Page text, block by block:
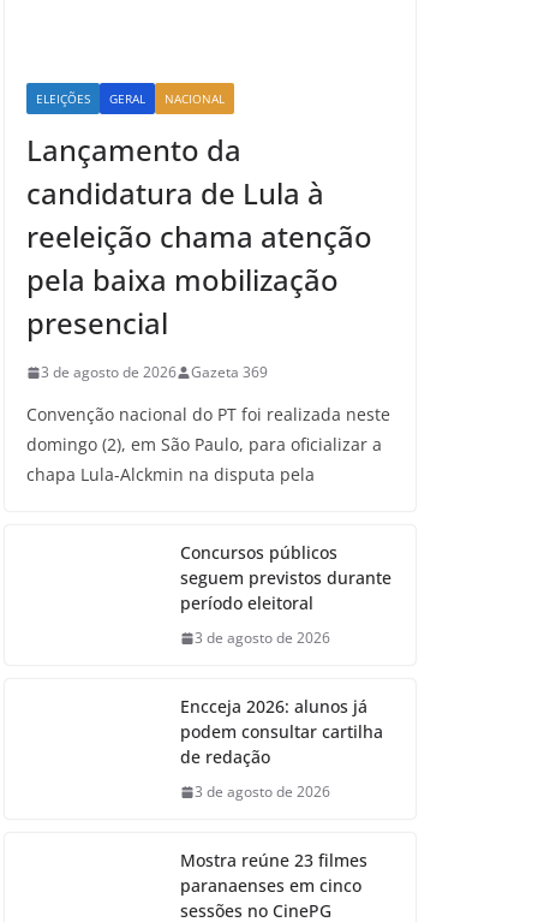
ELEIÇÕES GERAL NACIONAL
Lançamento da
candidatura de Lula à
reeleição chama atenção
pela baixa mobilização
presencial
3 de agosto de 2026 Gazeta 369
Convenção nacional do PT foi realizada neste
domingo (2), em São Paulo, para oficializar a
chapa Lula-Alckmin na disputa pela
Concursos públicos
seguem previstos durante
período eleitoral
3 de agosto de 2026
Encceja 2026: alunos já
podem consultar cartilha
de redação
3 de agosto de 2026
Mostra reúne 23 filmes
paranaenses em cinco
sessões no CinePG